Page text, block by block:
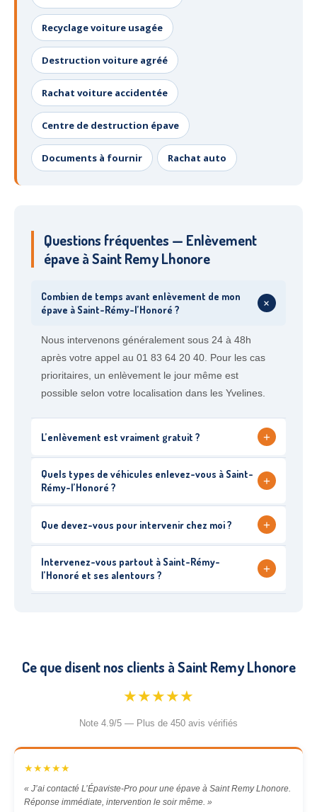
Recyclage voiture usagée
Destruction voiture agréé
Rachat voiture accidentée
Centre de destruction épave
Documents à fournir Rachat auto
Questions fréquentes — Enlèvement
épave à Saint Remy Lhonore
Combien de temps avant enlèvement de mon
épave à Saint-Rémy-l’Honoré ?
+
Nous intervenons généralement sous 24 à 48h
après votre appel au 01 83 64 20 40. Pour les cas
prioritaires, un enlèvement le jour même est
possible selon votre localisation dans les Yvelines.
L’enlèvement est vraiment gratuit ? +
Quels types de véhicules enlevez-vous à Saint-
Rémy-l’Honoré ?
+
Que devez-vous pour intervenir chez moi ? +
Intervenez-vous partout à Saint-Rémy-
l’Honoré et ses alentours ?
+
Ce que disent nos clients à Saint Remy Lhonore
★★★★★
Note 4.9/5 — Plus de 450 avis vérifiés
★★★★★
« J’ai contacté L’Épaviste-Pro pour une épave à Saint Remy Lhonore.
Réponse immédiate, intervention le soir même. »